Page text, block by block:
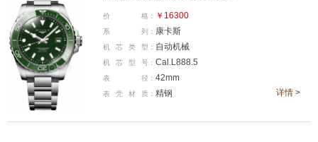
价 格： ￥16300
系 列： 康卡斯
机 芯 类 型： 自动机械
机 芯 型 号： Cal.L888.5
表 径： 42mm
表 壳 材 质： 精钢 详情 >